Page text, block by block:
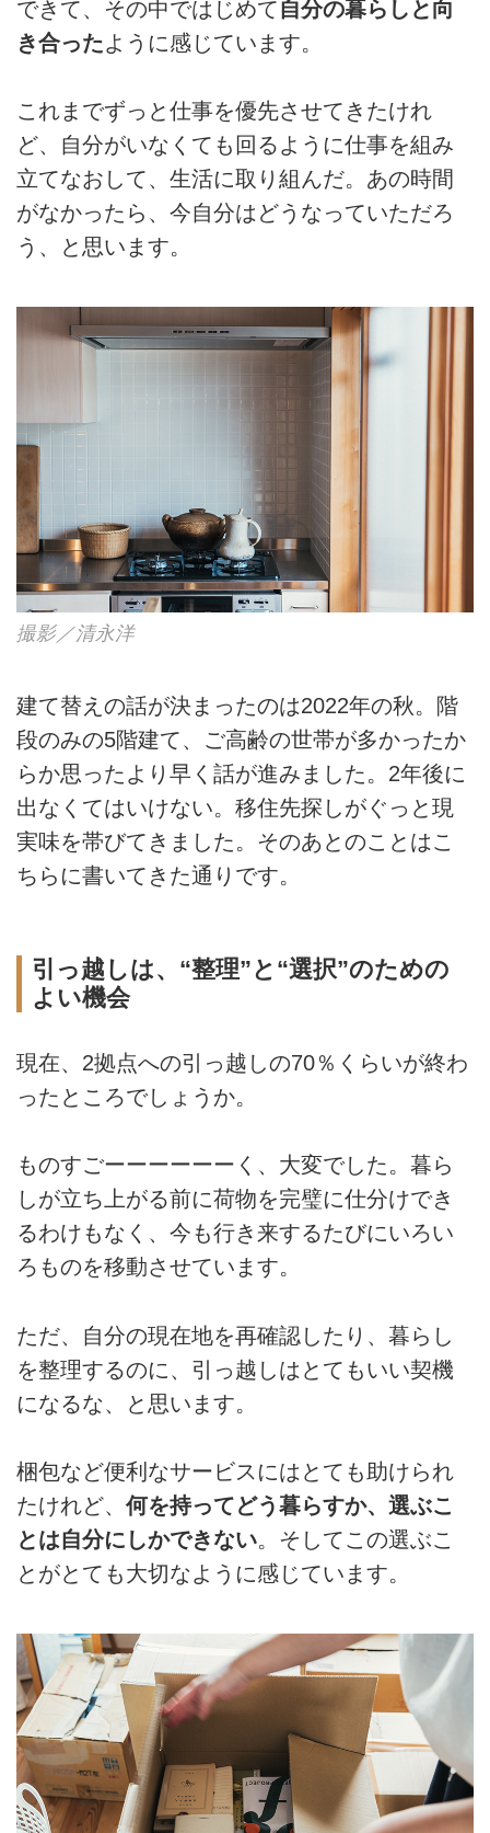
できて、その中ではじめて自分の暮らしと向
き合ったように感じています。
これまでずっと仕事を優先させてきたけれ
ど、自分がいなくても回るように仕事を組み
立てなおして、生活に取り組んだ。あの時間
がなかったら、今自分はどうなっていただろ
う、と思います。
撮影／清永洋
建て替えの話が決まったのは2022年の秋。階
段のみの5階建て、ご高齢の世帯が多かったか
らか思ったより早く話が進みました。2年後に
出なくてはいけない。移住先探しがぐっと現
実味を帯びてきました。 そのあとのことはこ
ちらに書いてきた通りです。
引っ越しは、“整理”と“選択”のための
よい機会
現在、2拠点への引っ越しの70％くらいが終わ
ったところでしょうか。
ものすごーーーーーーく、大変でした。暮ら
しが立ち上がる前に荷物を完璧に仕分けでき
るわけもなく、今も行き来するたびにいろい
ろものを移動させています。
ただ、自分の現在地を再確認したり、暮らし
を整理するのに、引っ越しはとてもいい契機
になるな、と思います。
梱包など便利なサービスにはとても助けられ
たけれど、 何を持ってどう暮らすか、選ぶこ
とは自分にしかできない。そしてこの選ぶこ
とがとても大切なように感じています。